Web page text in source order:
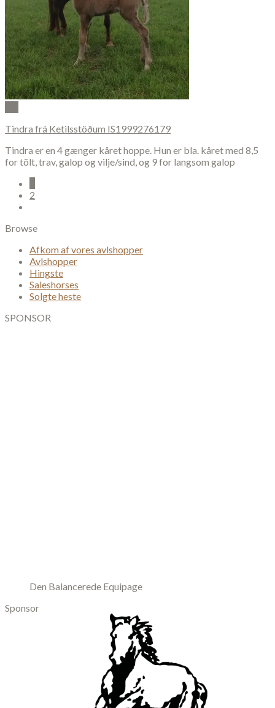
Tindra frá Ketilsstöðum IS1999276179
Tindra er en 4 gænger kåret hoppe. Hun er bla. kåret med 8,5
for tölt, trav, galop og vilje/sind, og 9 for langsom galop
2
Browse
Afkom af vores avlshopper
Avlshopper
Hingste
Saleshorses
Solgte heste
SPONSOR
Den Balancerede Equipage
Sponsor